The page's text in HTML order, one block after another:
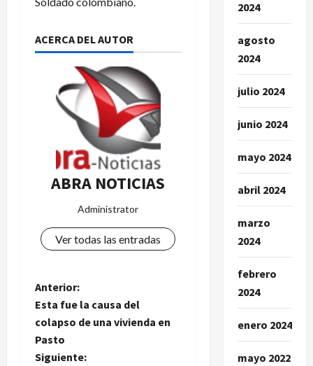
ACERCA DEL AUTOR
ABRA NOTICIAS
Administrator
Ver todas las entradas
N
a
v
Anterior:
Esta fue la causa del
colapso de una vivienda en
Pasto
Siguiente:
2024
agosto
2024
julio 2024
junio 2024
mayo 2024
abril 2024
marzo
2024
febrero
2024
enero 2024
mayo 2022